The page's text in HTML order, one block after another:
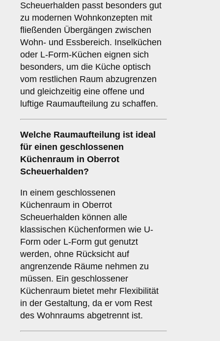
Scheuerhalden passt besonders gut
zu modernen Wohnkonzepten mit
fließenden Übergängen zwischen
Wohn- und Essbereich. Inselküchen
oder L-Form-Küchen eignen sich
besonders, um die Küche optisch
vom restlichen Raum abzugrenzen
und gleichzeitig eine offene und
luftige Raumaufteilung zu schaffen.
Welche Raumaufteilung ist ideal
für einen geschlossenen
Küchenraum in Oberrot
Scheuerhalden?
In einem geschlossenen
Küchenraum in Oberrot
Scheuerhalden können alle
klassischen Küchenformen wie U-
Form oder L-Form gut genutzt
werden, ohne Rücksicht auf
angrenzende Räume nehmen zu
müssen. Ein geschlossener
Küchenraum bietet mehr Flexibilität
in der Gestaltung, da er vom Rest
des Wohnraums abgetrennt ist.